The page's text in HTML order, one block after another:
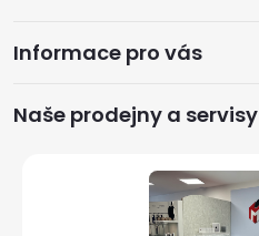
á
p
a
Informace pro vás
Naše prodejny a servisy